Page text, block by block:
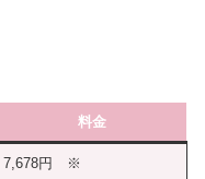
料金
7,678円 ※